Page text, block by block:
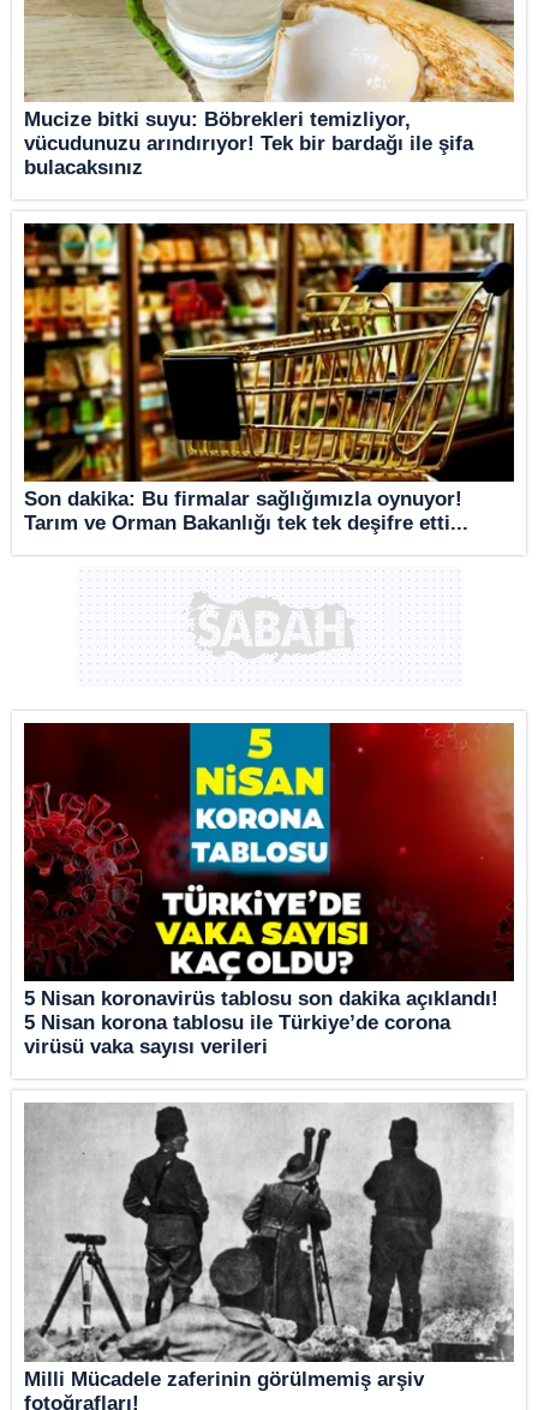
Mucize bitki suyu: Böbrekleri temizliyor,
vücudunuzu arındırıyor! Tek bir bardağı ile şifa
bulacaksınız
Son dakika: Bu firmalar sağlığımızla oynuyor!
Tarım ve Orman Bakanlığı tek tek deşifre etti...
5 Nisan koronavirüs tablosu son dakika açıklandı!
5 Nisan korona tablosu ile Türkiye’de corona
virüsü vaka sayısı verileri
Milli Mücadele zaferinin görülmemiş arşiv
fotoğrafları!